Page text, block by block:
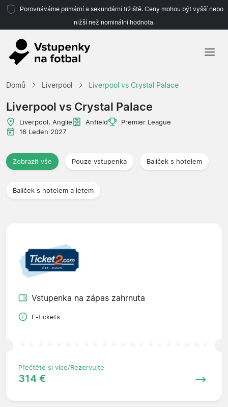
Porovnáváme primární a sekundární tržiště. Ceny mohou být vyšší nebo
nižší než nominální hodnota.
Domů Liverpool Liverpool vs Crystal Palace
Liverpool vs Crystal Palace
Liverpool, Anglie Anfield
Premier League
16 Leden 2027
Zobrazit vše Pouze vstupenka Balíček s hotelem
Balíček s hotelem a letem
Vstupenka na zápas zahrnuta
E-tickets
Přečtěte si více/Rezervujte
314 €